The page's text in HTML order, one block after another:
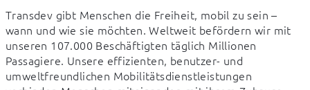
Transdev gibt Menschen die Freiheit, mobil zu sein –
wann und wie sie möchten. Weltweit befördern wir mit
unseren 107.000 Beschäftigten täglich Millionen
Passagiere. Unsere effizienten, benutzer- und
umweltfreundlichen Mobilitätsdienstleistungen